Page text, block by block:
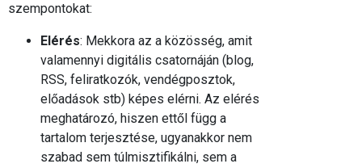
szempontokat:
Elérés: Mekkora az a közösség, amit
valamennyi digitális csatornáján (blog,
RSS, feliratkozók, vendégposztok,
előadások stb) képes elérni. Az elérés
meghatározó, hiszen ettől függ a
tartalom terjesztése, ugyanakkor nem
szabad sem túlmisztifikálni, sem a